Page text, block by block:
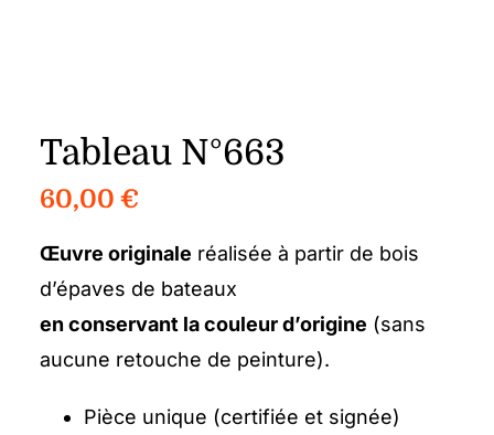
Tableau N°663
60,00 €
Œuvre originale réalisée à partir de bois
d’épaves de bateaux
en conservant la couleur d’origine (sans
aucune retouche de peinture).
Pièce unique (certifiée et signée)